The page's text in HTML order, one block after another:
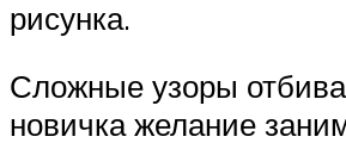
рисунка.
Сложные узоры
новичка желание